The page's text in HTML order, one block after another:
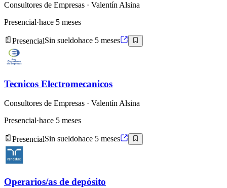
Consultores de Empresas · Valentín Alsina
Presencial·hace 5 meses
PresencialSin sueldohace 5 meses
Tecnicos Electromecanicos
Consultores de Empresas · Valentín Alsina
Presencial·hace 5 meses
PresencialSin sueldohace 5 meses
Operarios/as de depósito